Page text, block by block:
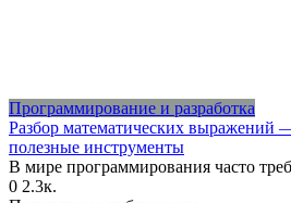
Программирование и разработка
Разбор математических выражений
полезные инструменты
В мире программирования часто
0 2.3к.